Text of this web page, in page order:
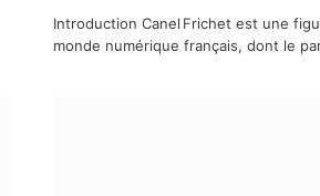
Introduction Canel Frichet est une
monde numérique français, dont le